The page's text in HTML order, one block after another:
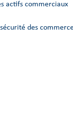
actifs commerciaux
des